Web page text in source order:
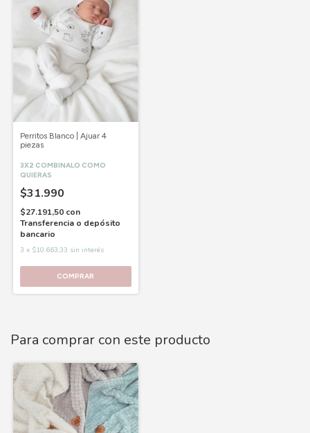
Perritos Blanco | Ajuar 4
piezas
3X2 COMBINALO COMO
QUIERAS
$31.990
$27.191,50 con
Transferencia o depósito
bancario
3 x $10.663,33 sin interés
COMPRAR
Para comprar con este producto